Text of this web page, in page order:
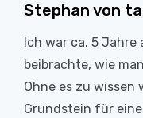
Stephan von
Ich war ca. 5
beibrachte, wie
Ohne es zu wissen
Grundstein für